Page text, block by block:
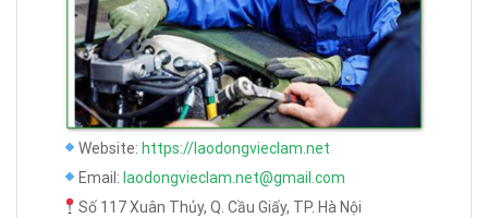
Website: https://laodongvieclam.net
Email: laodongvieclam.net@gmail.com
Số 117 Xuân Thủy, Q. Cầu Giấy, TP. Hà Nội